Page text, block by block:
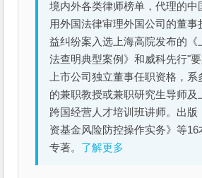
境内外各类律师榜单，代理的中
用外国法律审理外国公司的董事
益纠纷案入选上海高院发布的《
法查明典型案例》和威科先行"
上市公司独立董事任职资格，
的兼职教授或兼职研究生导师及
跨国经营人才培训班讲师。出版
资基金风险防控操作实务》等16
专著。 了解更多